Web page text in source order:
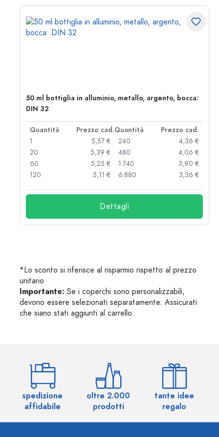
50 ml bottiglia in alluminio, metallo, argento, bocca:
DIN 32
Quantità Prezzo cad.Quantità
Prezzo cad.
1
5,57 €
20
5,39 €
60
5,25 €
120
5,11 €
240
4,36 €
480
4,06 €
1.740
3,90 €
6.880
3,36 €
Dettagli
*Lo sconto si riferisce al risparmio rispetto al prezzo
unitario
Importante: Se i coperchi sono personalizzabili,
devono essere selezionati separatamente. Assicurati
che siano stati aggiunti al carrello.
spedizione
affidabile
oltre 2.000
prodotti
tante idee
regalo